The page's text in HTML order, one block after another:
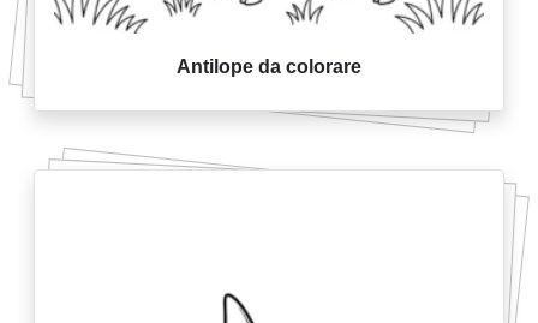
Antilope da colorare